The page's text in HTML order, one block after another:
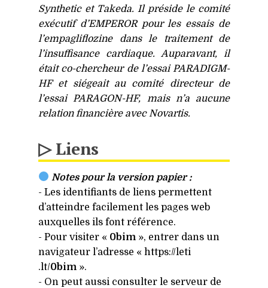
Synthetic et Takeda. Il préside le comité
exécutif d’EMPEROR pour les essais de
l’empagliflozine dans le traitement de
l’insuffisance cardiaque. Auparavant, il
était co-chercheur de l’essai PARADIGM-
HFet siégeait au comité directeur de
l’essai PARAGON-HF, mais n’a aucune
relation financière avec Novartis.
▷ Liens
Notes pour la version papier :
- Les identifiants de liens permettent
d’atteindre facilement les pages web
auxquelles ils font référence.
- Pour visiter « 0bim », entrer dans un
navigateur l’adresse « https://​leti​
.lt/0bim ».
- On peut aussi consulter le serveur de